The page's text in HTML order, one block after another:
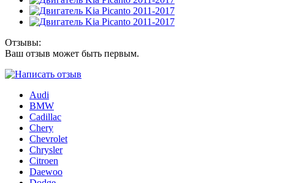
Отзывы:
Ваш отзыв может быть первым.
Audi
BMW
Cadillac
Chery
Chevrolet
Chrysler
Citroen
Daewoo